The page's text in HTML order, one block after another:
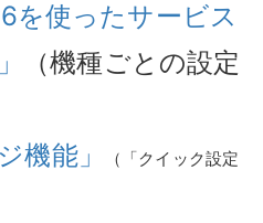
を使ったサービス
（機種ごとの設定
機能」
（「クイック設定